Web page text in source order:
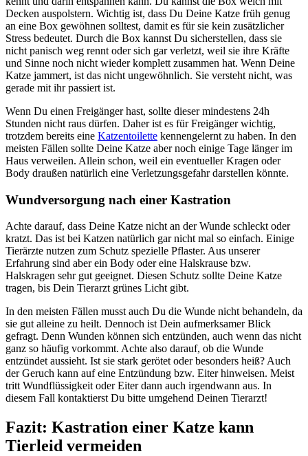
Decken auspolstern. Wichtig ist, dass Du Deine Katze früh genug
an eine Box gewöhnen solltest, damit es für sie kein zusätzlicher
Stress bedeutet. Durch die Box kannst Du sicherstellen, dass sie
nicht panisch weg rennt oder sich gar verletzt, weil sie ihre Kräfte
und Sinne noch nicht wieder komplett zusammen hat. Wenn Deine
Katze jammert, ist das nicht ungewöhnlich. Sie versteht nicht, was
gerade mit ihr passiert ist.
Wenn Du einen Freigänger hast, sollte dieser mindestens 24h
Stunden nicht raus dürfen. Daher ist es für Freigänger wichtig,
trotzdem bereits eine Katzentoilette kennengelernt zu haben. In den
meisten Fällen sollte Deine Katze aber noch einige Tage länger im
Haus verweilen. Allein schon, weil ein eventueller Kragen oder
Body draußen natürlich eine Verletzungsgefahr darstellen könnte.
Wundversorgung nach einer Kastration
Achte darauf, dass Deine Katze nicht an der Wunde schleckt oder
kratzt. Das ist bei Katzen natürlich gar nicht mal so einfach. Einige
Tierärzte nutzen zum Schutz spezielle Pflaster. Aus unserer
Erfahrung sind aber ein Body oder eine Halskrause bzw.
Halskragen sehr gut geeignet. Diesen Schutz sollte Deine Katze
tragen, bis Dein Tierarzt grünes Licht gibt.
In den meisten Fällen musst auch Du die Wunde nicht behandeln, da
sie gut alleine zu heilt. Dennoch ist Dein aufmerksamer Blick
gefragt. Denn Wunden können sich entzünden, auch wenn das nicht
ganz so häufig vorkommt. Achte also darauf, ob die Wunde
entzündet aussieht. Ist sie stark gerötet oder besonders heiß? Auch
der Geruch kann auf eine Entzündung bzw. Eiter hinweisen. Meist
tritt Wundflüssigkeit oder Eiter dann auch irgendwann aus. In
diesem Fall kontaktierst Du bitte umgehend Deinen Tierarzt!
Fazit: Kastration einer Katze kann
Tierleid vermeiden